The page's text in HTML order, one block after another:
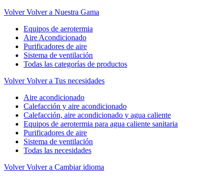
Volver Volver a Nuestra Gama
Equipos de aerotermia
Aire Acondicionado
Purificadores de aire
Sistema de ventilación
Todas las categorías de productos
Volver Volver a Tus necesidades
Aire acondicionado
Calefacción y aire acondicionado
Calefacción, aire acondicionado y agua caliente
Equipos de aerotermia para agua caliente sanitaria
Purificadores de aire
Sistema de ventilación
Todas las necesidades
Volver Volver a Cambiar idioma